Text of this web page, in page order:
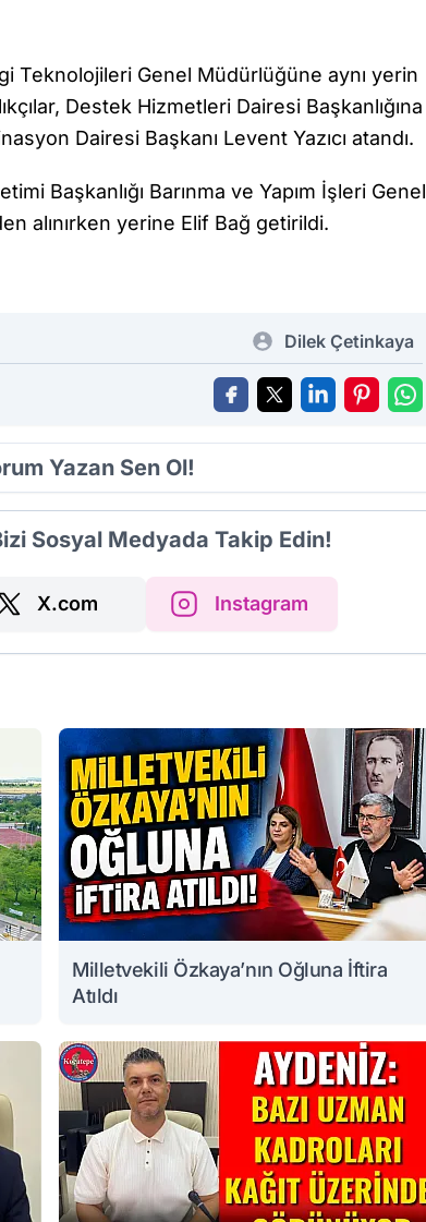
Teknolojileri Genel Müdürlüğüne aynı yerin
Destek Hizmetleri Dairesi Başkanlığına
Dairesi Başkanı Levent Yazıcı atandı.
Başkanlığı Barınma ve Yapım İşleri Genel
alınırken yerine Elif Bağ getirildi.
Dilek Çetinkaya
Yazan Sen Ol!
Sosyal Medyada Takip Edin!
X.com Instagram
Milletvekili Özkaya’nın Oğluna İftira
Atıldı